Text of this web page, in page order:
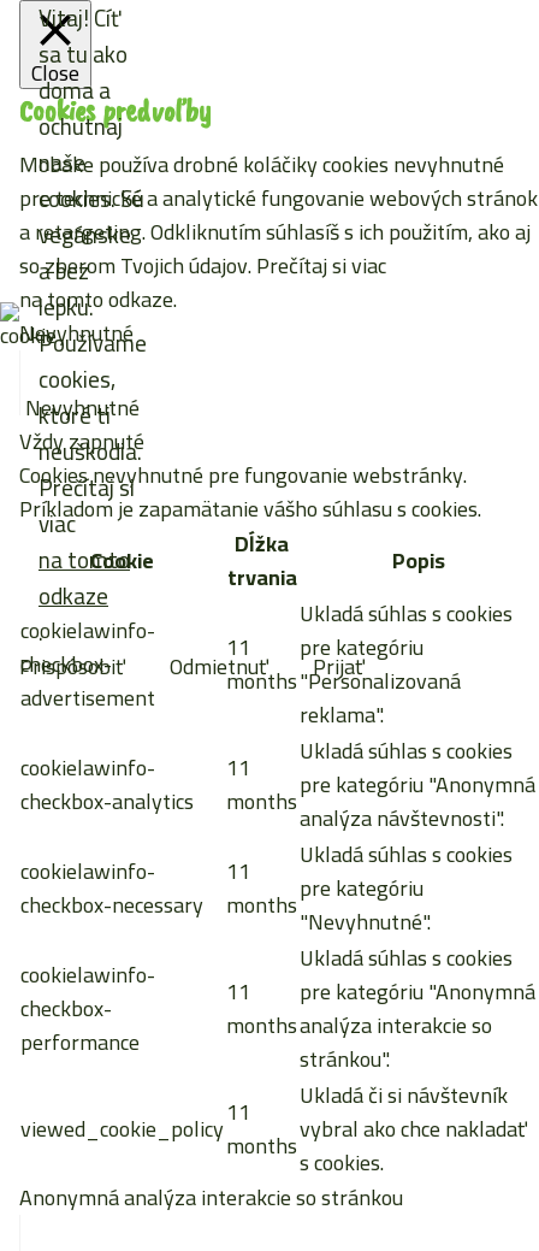
Vitaj! Cíť
sa tu ako
doma a
ochutnaj
naše
cookies. Sú
vegánske
a bez
lepku.
Používame
cookies,
ktoré ti
neuškodia.
Prečítaj si
viac
na tomto
odkaze
.
Prispôsobiť Odmietnuť Prijať
Close
Cookies predvoľby
Mobake používa drobné koláčiky cookies nevyhnutné
pre technické a analytické fungovanie webových stránok
a retargeting. Odkliknutím súhlasíš s ich použitím, ako aj
so zberom Tvojich údajov. Prečítaj si viac
na tomto odkaze.
Nevyhnutné
Nevyhnutné
Vždy zapnuté
Cookies nevyhnutné pre fungovanie webstránky.
Príkladom je zapamätanie vášho súhlasu s cookies.
Cookie
Dĺžka
trvania
Popis
cookielawinfo-
checkbox-
advertisement
11
months
Ukladá súhlas s cookies
pre kategóriu
"Personalizovaná
reklama".
cookielawinfo-
checkbox-analytics
11
months
Ukladá súhlas s cookies
pre kategóriu "Anonymná
analýza návštevnosti".
cookielawinfo-
checkbox-necessary
11
months
Ukladá súhlas s cookies
pre kategóriu
"Nevyhnutné".
cookielawinfo-
checkbox-
performance
11
months
Ukladá súhlas s cookies
pre kategóriu "Anonymná
analýza interakcie so
stránkou".
viewed_cookie_policy11
months
Ukladá či si návštevník
vybral ako chce nakladať
s cookies.
Anonymná analýza interakcie so stránkou